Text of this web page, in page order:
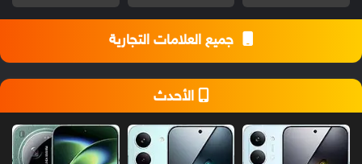
جميع العلامات التجارية
الأحدث